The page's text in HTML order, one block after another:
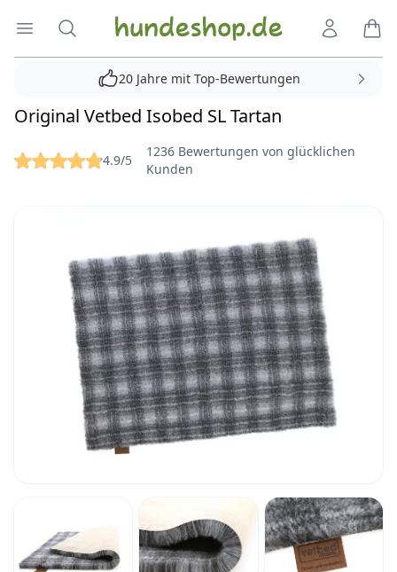
Menü öffnen
Suche Hundeshop.de
20 Jahre mit Top-Bewertungen
Original Vetbed Isobed SL Tartan
Reviews 4.9/5
1236 Bewertungen von glücklichen
Kunden